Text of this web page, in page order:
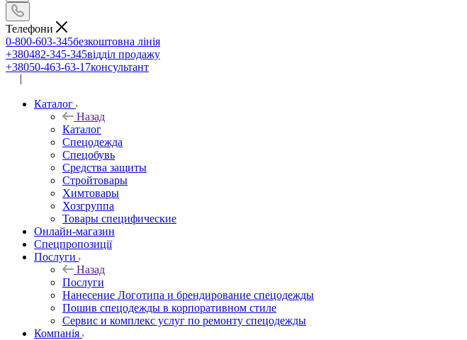
Телефони
0-800-603-345безкоштовна лінія
+380482-345-345відділ продажу
+38050-463-63-17консультант
|
Каталог
Назад
Каталог
Спецодежда
Спецобувь
Средства защиты
Стройтовары
Химтовары
Хозгруппа
Товары специфические
Онлайн-магазин
Спецпропозиції
Послуги
Назад
Послуги
Нанесение Логотипа и брендирование спецодежды
Пошив спецодежды в корпоративном стиле
Сервис и комплекс услуг по ремонту спецодежды
Компанія